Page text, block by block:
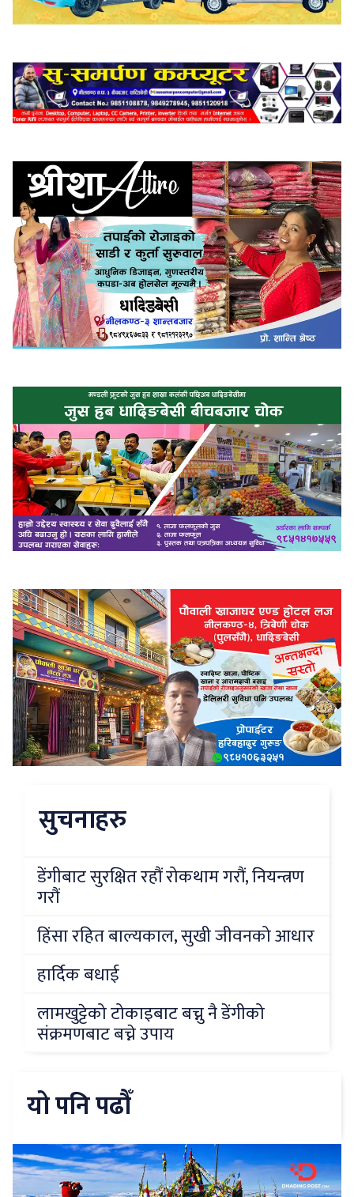
सुचनाहरु
डेंगीबाट सुरक्षित रहौं रोकथाम गरौं, नियन्त्रण
गरौं
हिंसा रहित बाल्यकाल, सुखी जीवनको आधार
हार्दिक बधाई
लामखुट्टेको टोकाइबाट बच्नु नै डेंगीको
संक्रमणबाट बच्ने उपाय
यो पनि पढौँ